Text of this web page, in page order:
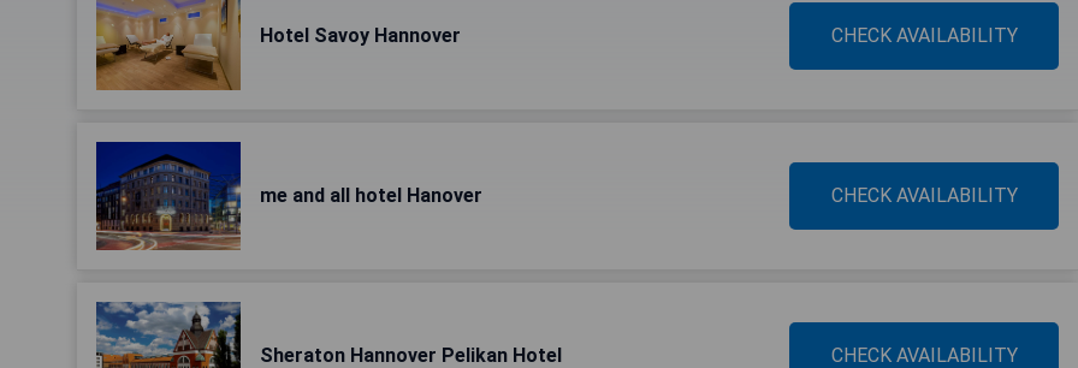
Hotel Savoy Hannover CHECK AVAILABILITY
me and all hotel Hanover CHECK AVAILABILITY
Sheraton Hannover Pelikan Hotel CHECK AVAILABILITY